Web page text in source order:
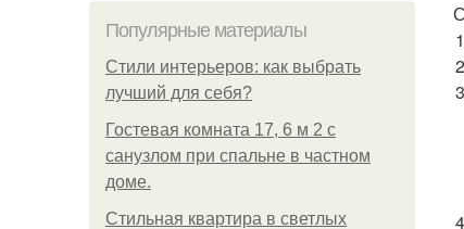
Популярные материалы
Стили интерьеров: как выбрать
лучший для себя?
Гостевая комната 17, 6 м 2 с
санузлом при спальне в частном
доме.
Стильная квартира в светлых